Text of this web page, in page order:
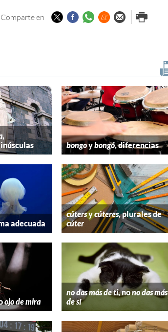
Comparte en TwitterFacebook
Whatsapp
Menéame
Enviar porImprimir
,
bongoybongó, diferencias
adecuada
cútersycúteres, plurales de
cúter
ojo de mira
no das más de ti, nono das más
de sí